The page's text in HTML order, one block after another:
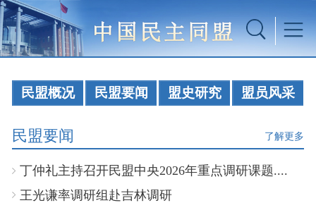
民盟概况 民盟要闻 盟史研究 盟员风采
民盟要闻 了解更多
丁仲礼主持召开民盟中央2026年重点调研课题....
王光谦率调研组赴吉林调研